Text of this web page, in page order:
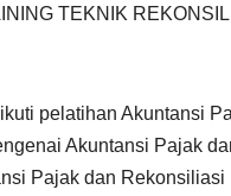
TEKNIK
pelatihan Akuntansi
Akuntansi Pajak
Pajak dan Rekonsiliasi